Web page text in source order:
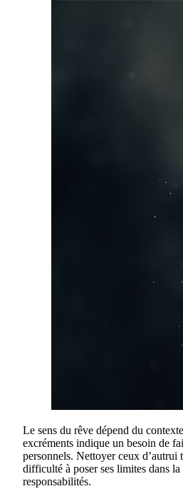
Le sens du rêve dépend du
excréments indique un besoin de
personnels. Nettoyer ceux d’autrui
difficulté à poser ses limites dans la
responsabilités.